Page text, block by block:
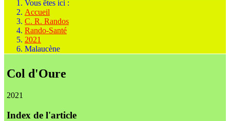
Vous êtes ici :
Accueil
C. R. Randos
Rando-Santé
2021
Malaucène
Col d'Oure
2021
Index de l'article